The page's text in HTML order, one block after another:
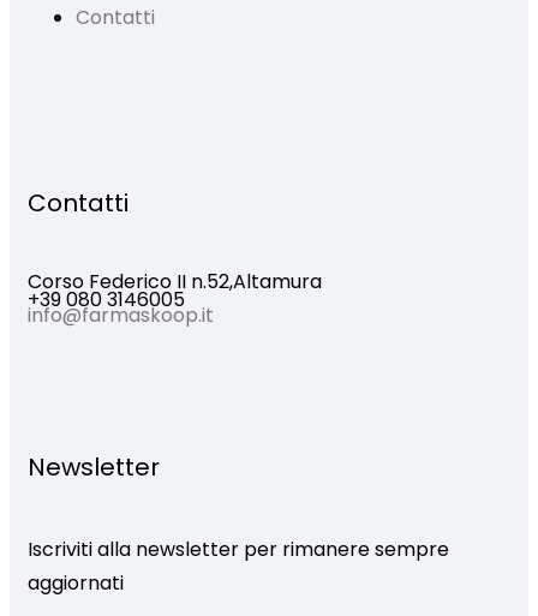
Contatti
Contatti
Corso Federico II n.52,Altamura
+39 080 3146005
info@farmaskoop.it
Newsletter
Iscriviti alla newsletter per rimanere sempre
aggiornati